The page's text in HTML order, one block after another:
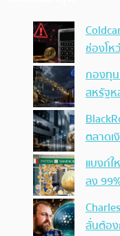
ช่องโห
กองทุน
สหรัฐห
ตลาดเ
แบงก์
ลง
ลั่นต้อ